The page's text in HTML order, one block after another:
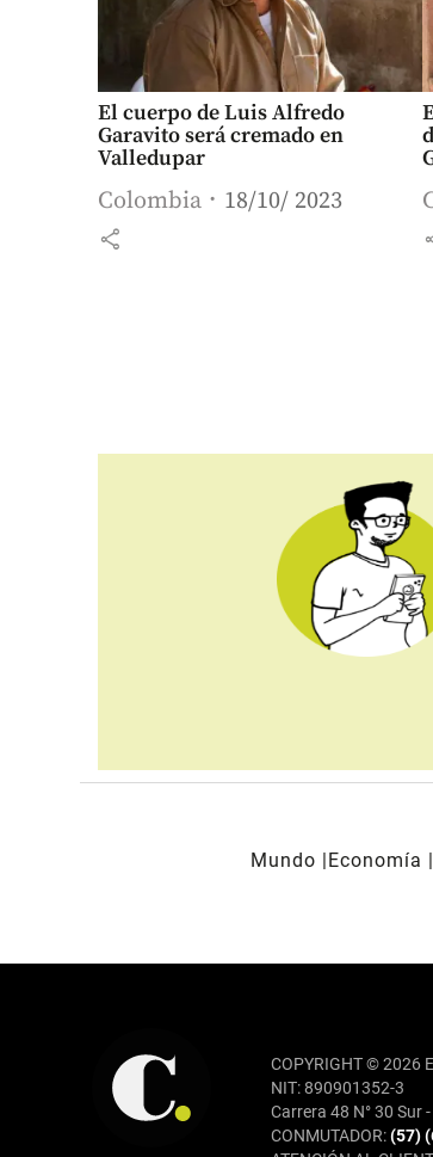
El cuerpo de Luis Alfredo
Garavito será cremado en
Valledupar
Colombia 18/10/ 2023
share
Mundo Economía
COPYRIGHT © 2026
NIT: 890901352-3
Carrera 48 N° 30 Sur
CONMUTADOR:(57)